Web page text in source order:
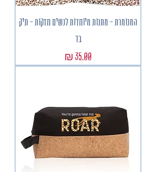
המנומרת - מתנות מיוחדות לנשים חזקות - תיק
בד
מחיר